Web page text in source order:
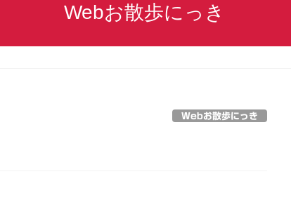
Webお散歩にっき
Webお散歩にっき